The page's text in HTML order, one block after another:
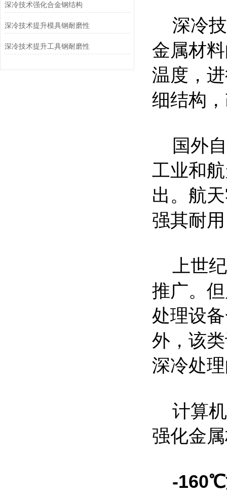
深冷技术强化合金钢结构
深冷技术提升模具钢耐磨性
深冷技术提升工具钢耐磨性
深冷技
金属材
温度，
细结构
国外自
工业和
出。航
强其耐
上世纪
推广。
处理设
外，该
深冷处
计算机
强化金
-160℃